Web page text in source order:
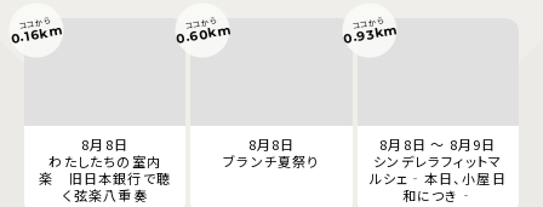
8月8日
わたしたちの室内
楽 旧日本銀行で聴
く弦楽八重奏
ココから
0.16km
8月8日
ブランチ夏祭り
ココから
0.60km
8月8日 ～ 8月9日
シンデレラフィットマ
ルシェ‐本日、小屋日
和につき‐
ココから
0.93km